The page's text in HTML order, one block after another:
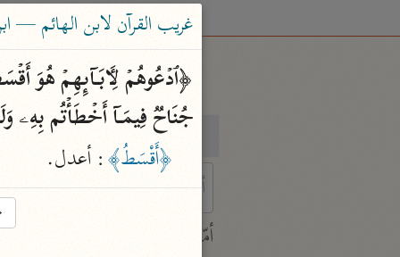
بحث تفسير
characters for results.
أمّهات
غريب القرآن لابن الهائم — ابن
جُنَاحࣱ فِیمَاۤ أَخۡطَأۡتُم بِهِۦ
﴿أَقْسَطُ﴾: أعدل.